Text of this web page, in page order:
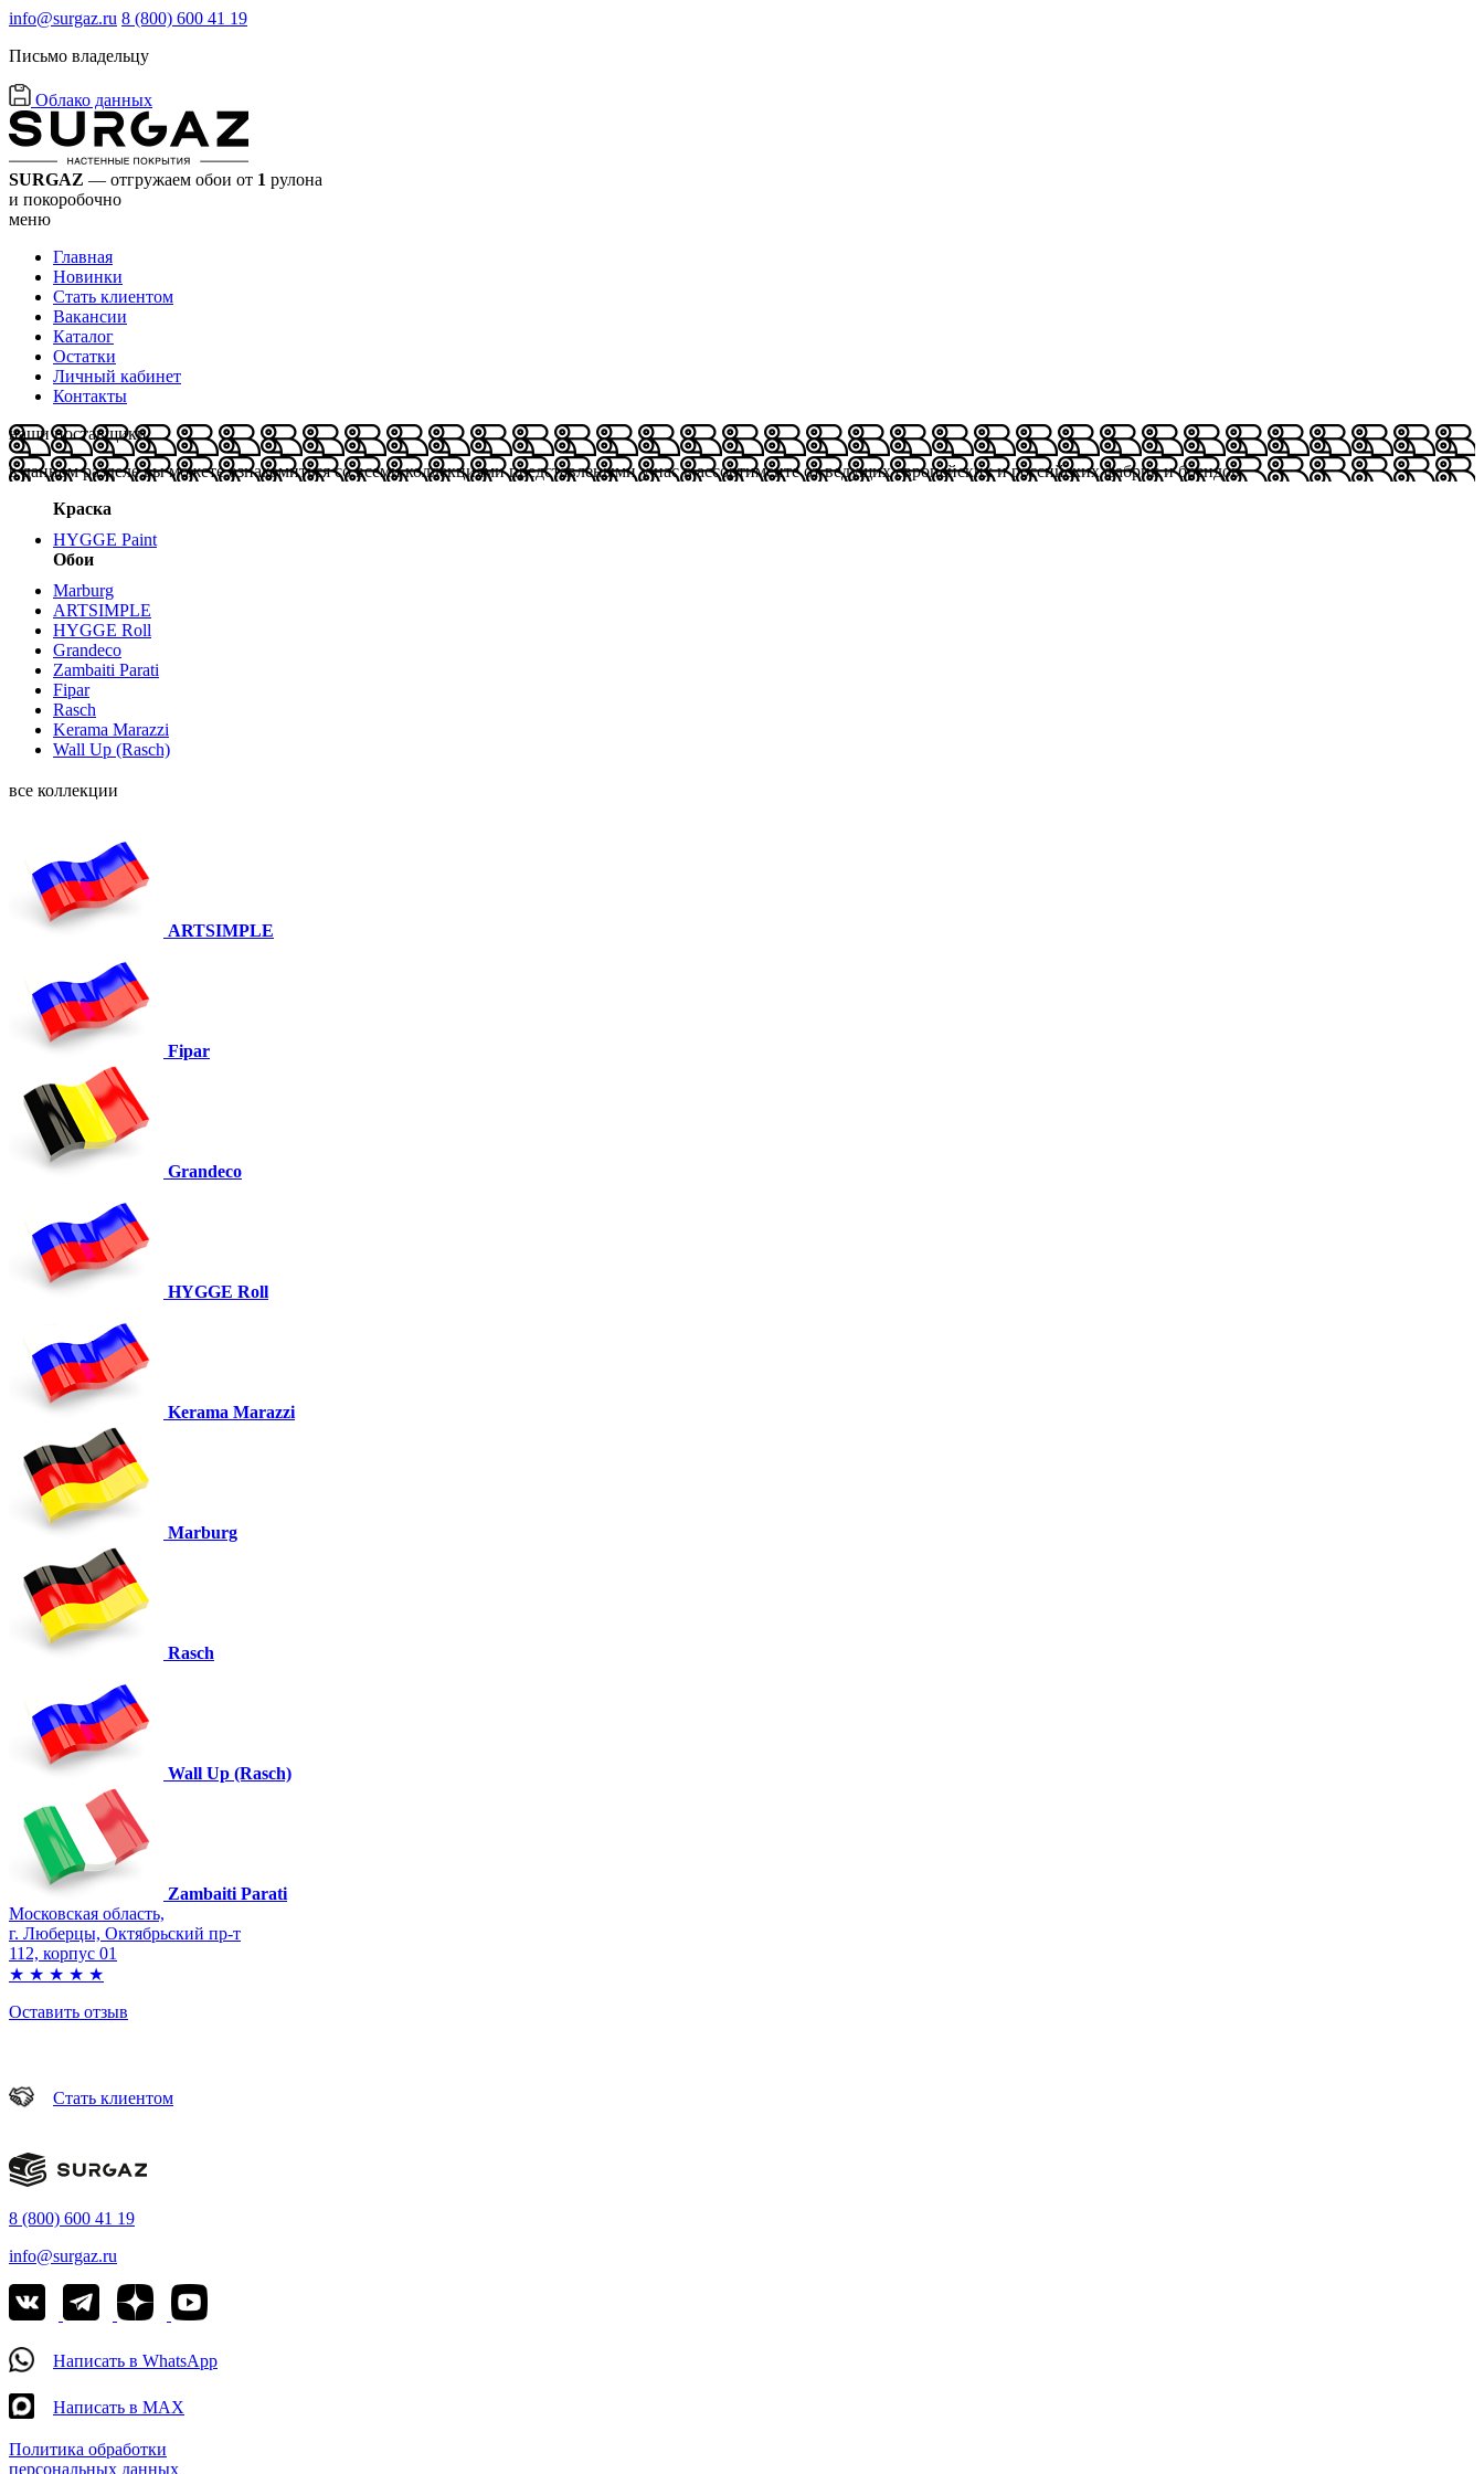
info@surgaz.ru 8 (800) 600 41 19
Письмо владельцу
Облако данных
SURGAZ — отгружаем обои от 1 рулона
и покоробочно
меню
Главная
Новинки
Стать клиентом
Вакансии
Каталог
Остатки
Личный кабинет
Контакты
наши поставщики
в данном разделе вы можете ознакомиться со всеми коллекциями представлеными у нас в ассортименте от ведущих европейских и российских фабрик и брендов
Краска
HYGGE Paint
Обои
Marburg
ARTSIMPLE
HYGGE Roll
Grandeco
Zambaiti Parati
Fipar
Rasch
Kerama Marazzi
Wall Up (Rasch)
все коллекции
ARTSIMPLE
Fipar
Grandeco
HYGGE Roll
Kerama Marazzi
Marburg
Rasch
Wall Up (Rasch)
Zambaiti Parati
Московская область,
г. Люберцы, Октябрьский пр-т
112, корпус 01
★ ★ ★ ★ ★
Оставить отзыв
Стать клиентом
8 (800) 600 41 19
info@surgaz.ru
Написать в WhatsApp
Написать в MAX
Политика обработки
персональных данных